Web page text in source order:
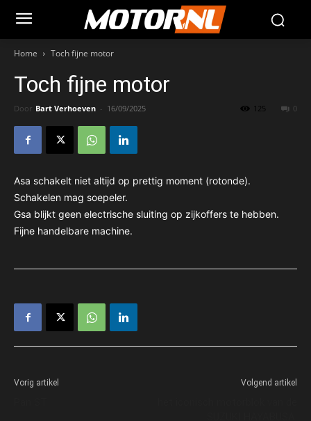
Home Toch fijne motor
Toch fijne motor
Door Bart Verhoeven - 16/09/2025 0
125
Asa schakelt niet altijd op prettig moment (rotonde).
Schakelen mag soepeler.
Gsa blijkt geen electrische sluiting op zijkoffers te hebben.
Fijne handelbare machine.
Vorig artikel Volgend artikel